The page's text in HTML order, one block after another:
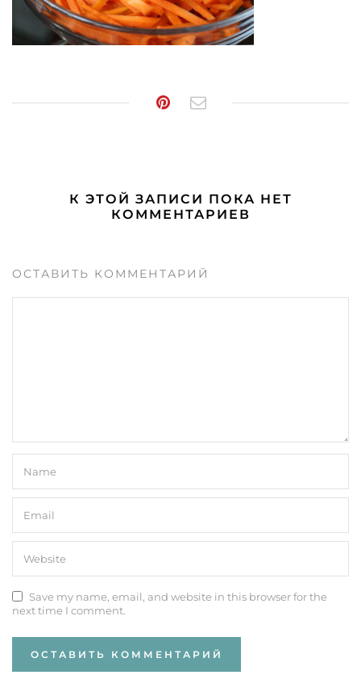
К ЭТОЙ ЗАПИСИ ПОКА НЕТ
КОММЕНТАРИЕВ
ОСТАВИТЬ КОММЕНТАРИЙ
Save my name, email, and website in this browser for the
next time I comment.